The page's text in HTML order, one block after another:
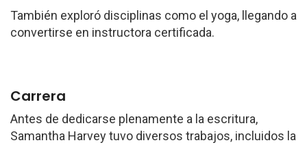
También exploró disciplinas como el yoga, llegando a
convertirse en instructora certificada.
Carrera
Antes de dedicarse plenamente a la escritura,
Samantha Harvey tuvo diversos trabajos, incluidos la